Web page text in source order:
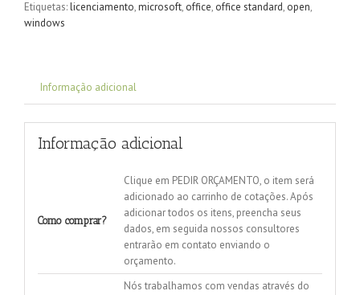
Etiquetas:licenciamento,microsoft, office, office standard, open,
windows
Informação adicional
Informação adicional
Como comprar?
Clique em PEDIR ORÇAMENTO, o item será
adicionado ao carrinho de cotações. Após
adicionar todos os itens, preencha seus
dados, em seguida nossos consultores
entrarão em contato enviando o
orçamento.
Nós trabalhamos com vendas através do